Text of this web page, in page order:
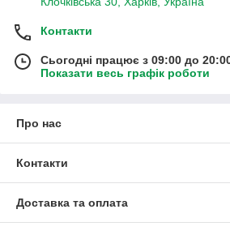
Контакти
Сьогодні працює з 09:00 до
Показати весь графік роботи
Про нас
Контакти
Доставка та оплата